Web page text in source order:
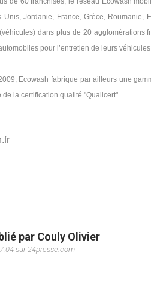
Jordanie, France, Grèce, Roumanie,
dans plus de 20 agglomérations
pour l’entretien de leurs
Ecowash fabrique par ailleurs une
la certification qualité "Qualicert".
par Couly Olivier
sur 24presse.com